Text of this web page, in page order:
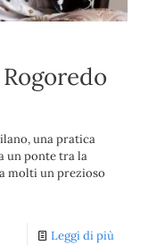
una pratica
un ponte tra la
molti un prezioso
Leggi di più